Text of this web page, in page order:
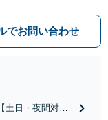
ず相談可。可能な限り
けつけサポート【労
でお問い合わせ
【土日・夜間対応